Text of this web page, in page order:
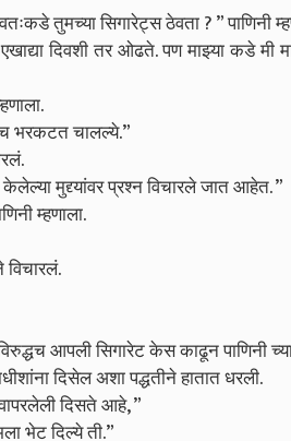
तुमच्या सिगारेट्स ठेवता ? ” पाणिनी
दिवशी तर ओढते. पण माझ्या कडे मी
भरकटत चालल्ये.”
मुद्द्यांवर प्रश्न विचारले जात आहेत. ”
म्हणाला.
विचारलं.
आपली सिगारेट केस काढून पाणिनी च्या
दिसेल अशा पद्धतीने हातात धरली.
दिसते आहे, ”
भेट दिल्ये ती.”